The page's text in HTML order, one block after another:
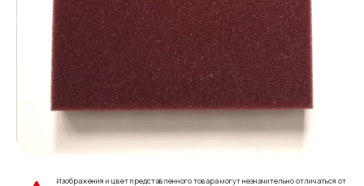
Изображения и цвет представленного товара могут незначительно отличаться от